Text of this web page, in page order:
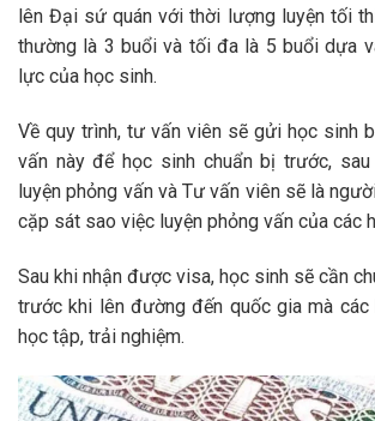
lên Đại sứ quán với thời lượng luyện tối
thường là 3 buổi và tối đa là 5 buổi dựa
lực của học sinh.
Về quy trình, tư vấn viên sẽ gửi học sinh
vấn này để học sinh chuẩn bị trước,
luyện phỏng vấn và Tư vấn viên sẽ là
cặp sát sao việc luyện phỏng vấn của các
Sau khi nhận được visa, học sinh sẽ cần
trước khi lên đường đến quốc gia mà
học tập, trải nghiệm.